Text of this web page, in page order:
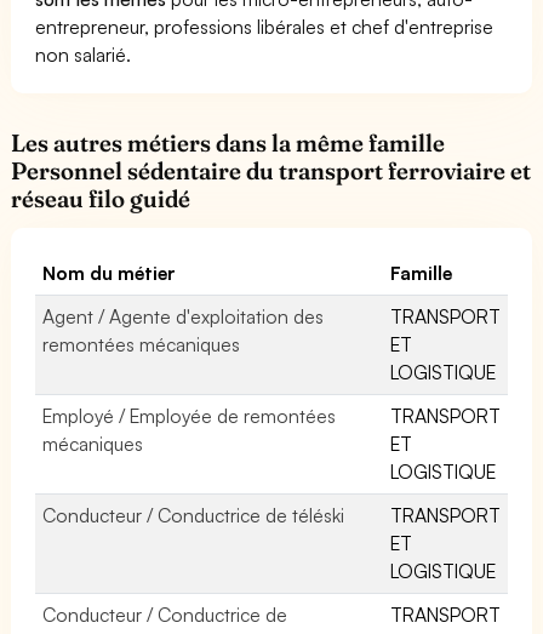
entrepreneur, professions libérales et chef d'entreprise
non salarié.
Les autres métiers dans la même famille
Personnel sédentaire du transport ferroviaire et
réseau filo guidé
Nom du métier
Famille
Agent / Agente d'exploitation des
remontées mécaniques
TRANSPORT
ET
LOGISTIQUE
Employé / Employée de remontées
mécaniques
TRANSPORT
ET
LOGISTIQUE
Conducteur / Conductrice de téléski
TRANSPORT
ET
LOGISTIQUE
Conducteur / Conductrice de
TRANSPORT